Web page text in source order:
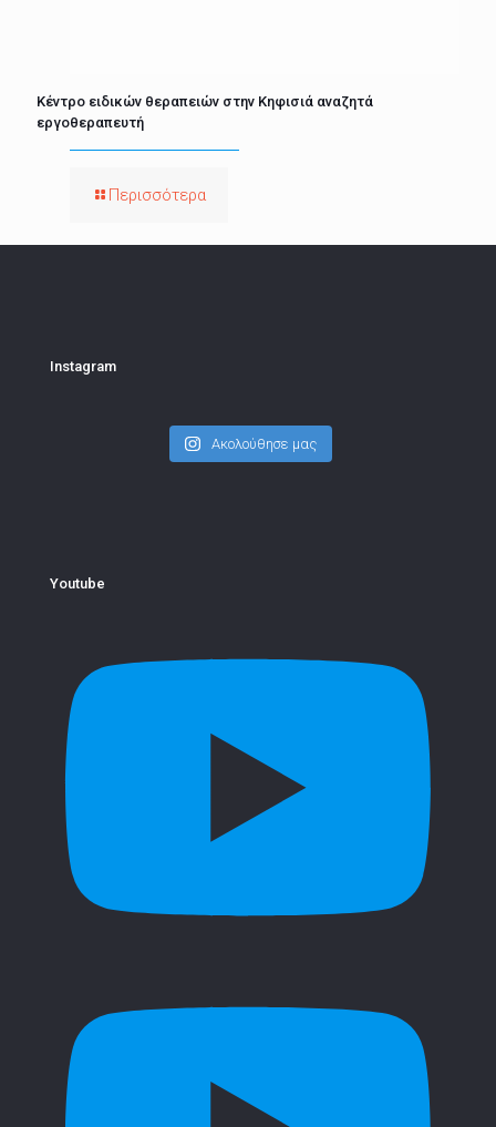
Κέντρο ειδικών θεραπειών στην Κηφισιά αναζητά
εργοθεραπευτή
Περισσότερα
Instagram
Ακολούθησε μας
Youtube